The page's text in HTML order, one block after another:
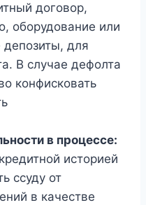
договор,
оборудование или
депозиты, для
В случае дефолта
конфисковать
в процессе:
историей
ссуду от
в качестве